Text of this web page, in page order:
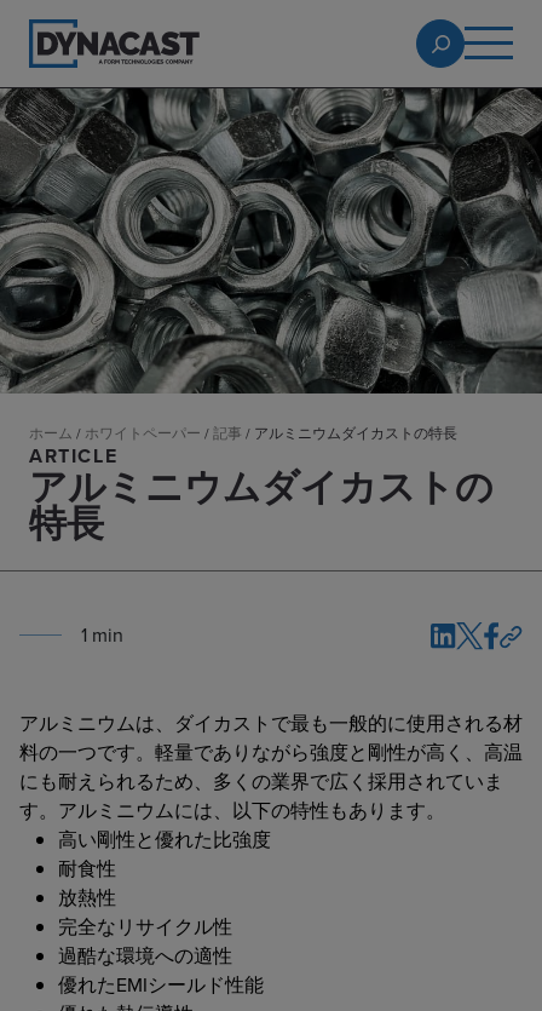
ホーム / ホワイトペーパー /記事 / アルミニウムダイカストの特長
ARTICLE
アルミニウムダイカストの
特長
1 min
アルミニウムは、ダイカストで最も一般的に使用される材
料の一つです。軽量でありながら強度と剛性が高く、高温
にも耐えられるため、多くの業界で広く採用されていま
す。アルミニウムには、以下の特性もあります。
高い剛性と優れた比強度
耐食性
放熱性
完全なリサイクル性
過酷な環境への適性
優れたEMIシールド性能